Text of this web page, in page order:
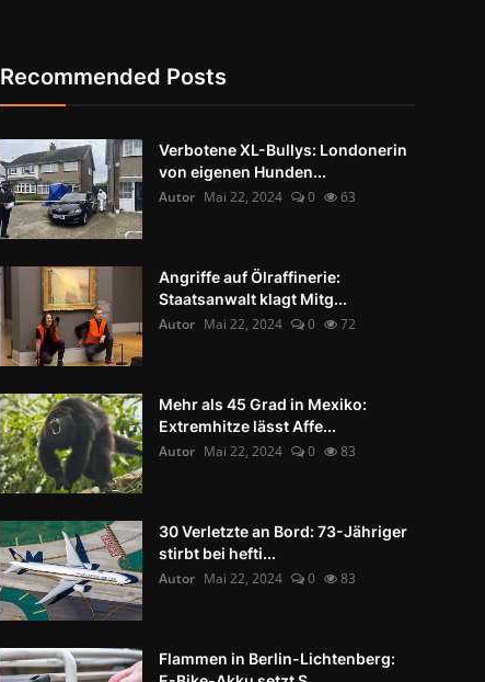
Recommended Posts
Verbotene XL-Bullys: Londonerin
von eigenen Hunden...
Autor Mai 22, 2024 0 63
Angriffe auf Ölraffinerie:
Staatsanwalt klagt Mitg...
Autor Mai 22, 2024 0 72
Mehr als 45 Grad in Mexiko:
Extremhitze lässt Affe...
Autor Mai 22, 2024 0 83
30 Verletzte an Bord: 73-Jähriger
stirbt bei hefti...
Autor Mai 22, 2024 0 83
Flammen in Berlin-Lichtenberg: